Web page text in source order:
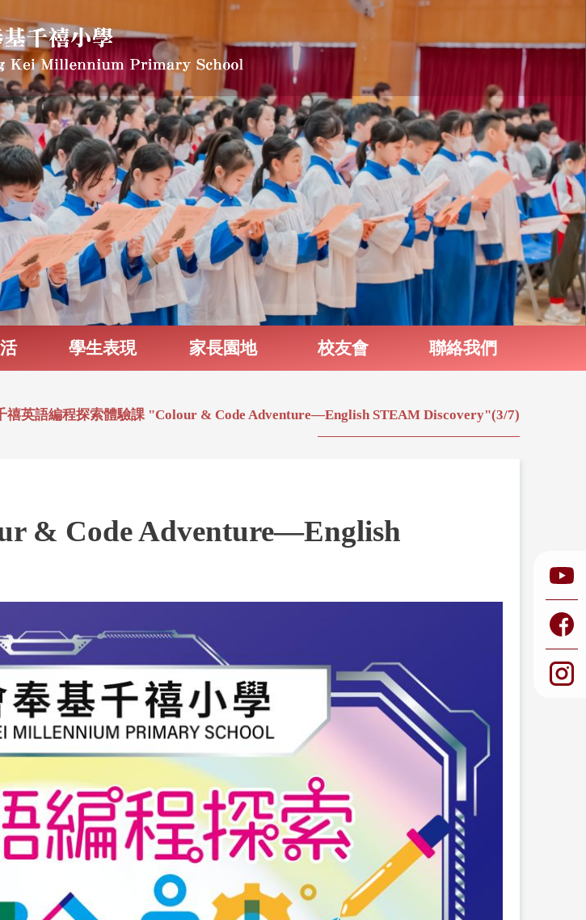
學生表現 家長園地 校友會 聯絡我們
禧英語編程探索體驗課 "Colour & Code Adventure—English STEAM Discovery"(3/7)
& Code Adventure—English